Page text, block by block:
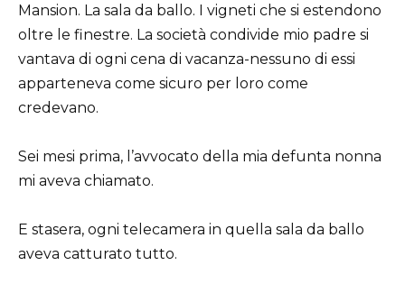
Mansion. La sala da ballo. I vigneti che si estendono
oltre le finestre. La società condivide mio padre si
vantava di ogni cena di vacanza-nessuno di essi
apparteneva come sicuro per loro come
credevano.
Sei mesi prima, l’avvocato della mia defunta nonna
mi aveva chiamato.
E stasera, ogni telecamera in quella sala da ballo
aveva catturato tutto.